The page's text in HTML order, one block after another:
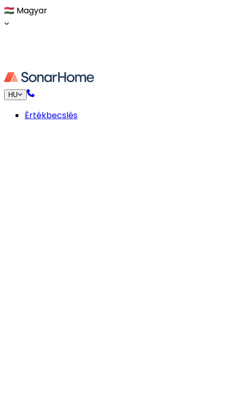
🇭🇺 Magyar
HU
Értékbecslés